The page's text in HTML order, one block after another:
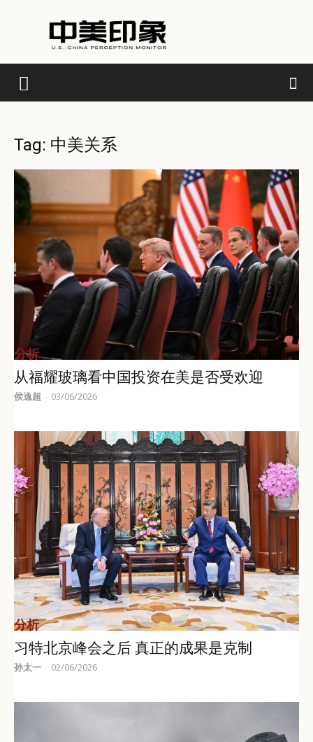
Tag: 中美关系
分析
从福耀玻璃看中国投资在美是否受欢迎
侯逸超 - 03/06/2026
分析
习特北京峰会之后 真正的成果是克制
孙太一 - 02/06/2026